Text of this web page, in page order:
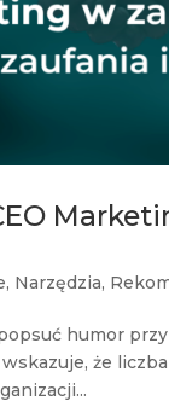
, Narzędzia,
humor
że